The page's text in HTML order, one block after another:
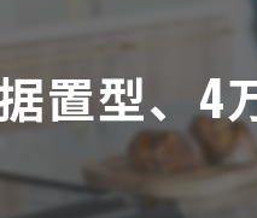
レンジフード
IHクッキングヒーター
置型、4